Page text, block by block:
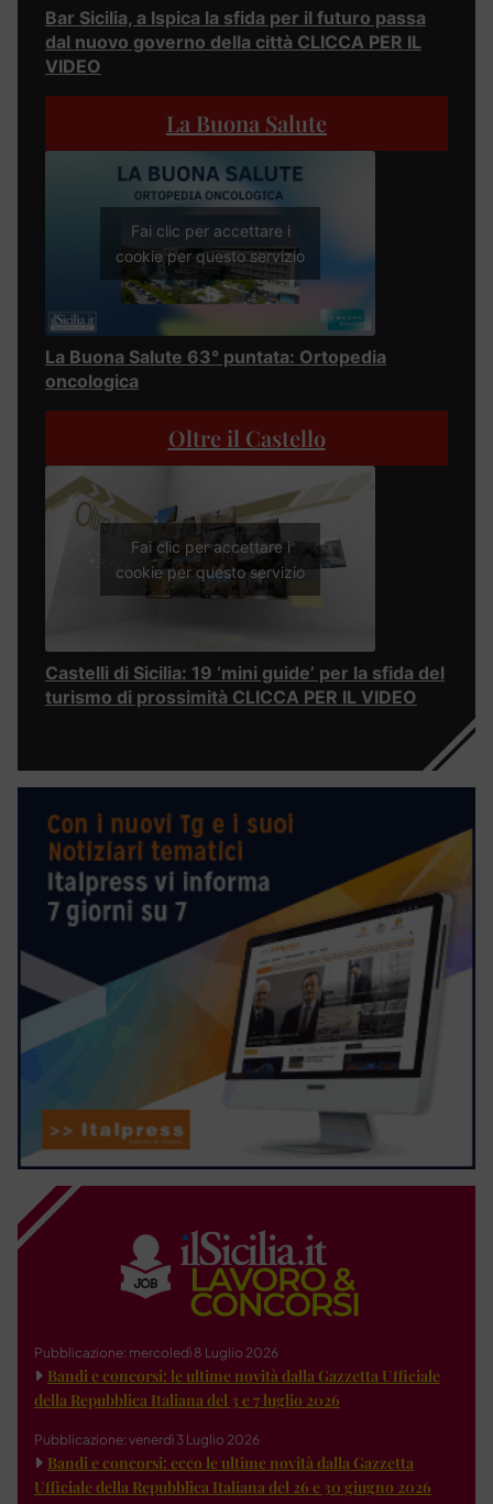
Bar Sicilia, a Ispica la sfida per il futuro passa
dal nuovo governo della città CLICCA PER IL
VIDEO
La Buona Salute
Fai clic per accettare i
cookie per questo servizio
La Buona Salute 63° puntata: Ortopedia
oncologica
Oltre il Castello
Fai clic per accettare i
cookie per questo servizio
Castelli di Sicilia: 19 ‘mini guide’ per la sfida del
turismo di prossimità CLICCA PER IL VIDEO
Pubblicazione: mercoledì 8 Luglio 2026
Bandi e concorsi: le ultime novità dalla Gazzetta Ufficiale
della Repubblica Italiana del 3 e 7 luglio 2026
Pubblicazione: venerdì 3 Luglio 2026
Bandi e concorsi: ecco le ultime novità dalla Gazzetta
Ufficiale della Repubblica Italiana del 26 e 30 giugno 2026